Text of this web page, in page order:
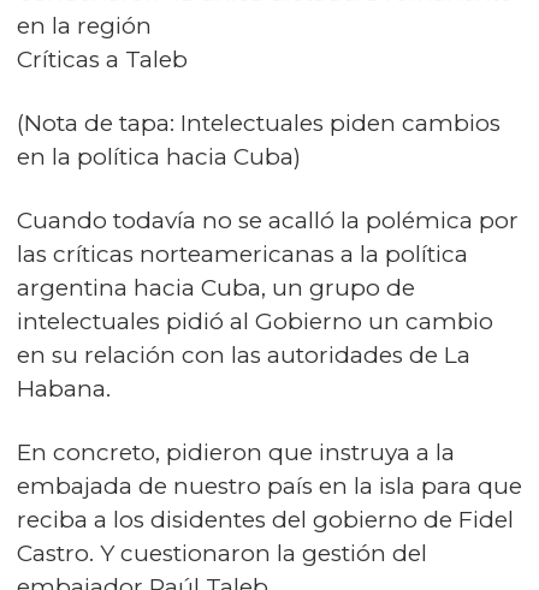
en la región
Críticas a Taleb
(Nota de tapa: Intelectuales piden cambios
en la política hacia Cuba)
Cuando todavía no se acalló la polémica por
las críticas norteamericanas a la política
argentina hacia Cuba, un grupo de
intelectuales pidió al Gobierno un cambio
en su relación con las autoridades de La
Habana.
En concreto, pidieron que instruya a la
embajada de nuestro país en la isla para que
reciba a los disidentes del gobierno de Fidel
Castro. Y cuestionaron la gestión del